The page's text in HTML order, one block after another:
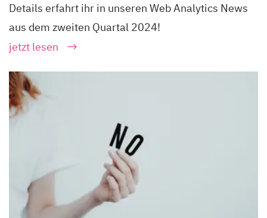
Details erfahrt ihr in unseren Web Analytics News
aus dem zweiten Quartal 2024!
jetzt lesen